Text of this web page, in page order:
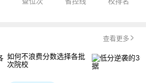
查看更多
如何不浪费分数选择各批
次院校